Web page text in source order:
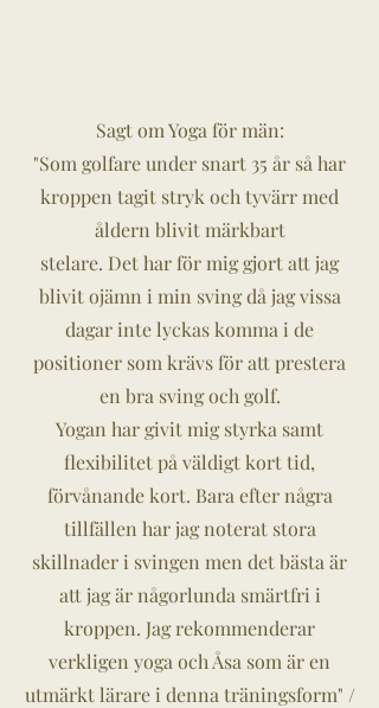
Sagt om Yoga för män:
"Som golfare under snart 35 år så har
kroppen tagit stryk och tyvärr med
åldern blivit märkbart
stelare. Det har för mig gjort att jag
blivit ojämn i min sving då jag vissa
dagar inte lyckas komma i de
positioner som krävs för att prestera
en bra sving och golf.
Yogan har givit mig styrka samt
flexibilitet på väldigt kort tid,
förvånande kort. Bara efter några
tillfällen har jag noterat stora
skillnader i svingen men det bästa är
att jag är någorlunda smärtfri i
kroppen. Jag rekommenderar
verkligen yoga och Åsa som är en
utmärkt lärare i denna träningsform" /